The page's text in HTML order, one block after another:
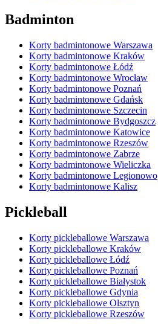
Badminton
Korty badmintonowe Warszawa
Korty badmintonowe Kraków
Korty badmintonowe Łódź
Korty badmintonowe Wrocław
Korty badmintonowe Poznań
Korty badmintonowe Gdańsk
Korty badmintonowe Szczecin
Korty badmintonowe Bydgoszcz
Korty badmintonowe Katowice
Korty badmintonowe Rzeszów
Korty badmintonowe Zabrze
Korty badmintonowe Wieliczka
Korty badmintonowe Legionowo
Korty badmintonowe Kalisz
Pickleball
Korty pickleballowe Warszawa
Korty pickleballowe Kraków
Korty pickleballowe Łódź
Korty pickleballowe Poznań
Korty pickleballowe Białystok
Korty pickleballowe Gdynia
Korty pickleballowe Olsztyn
Korty pickleballowe Rzeszów